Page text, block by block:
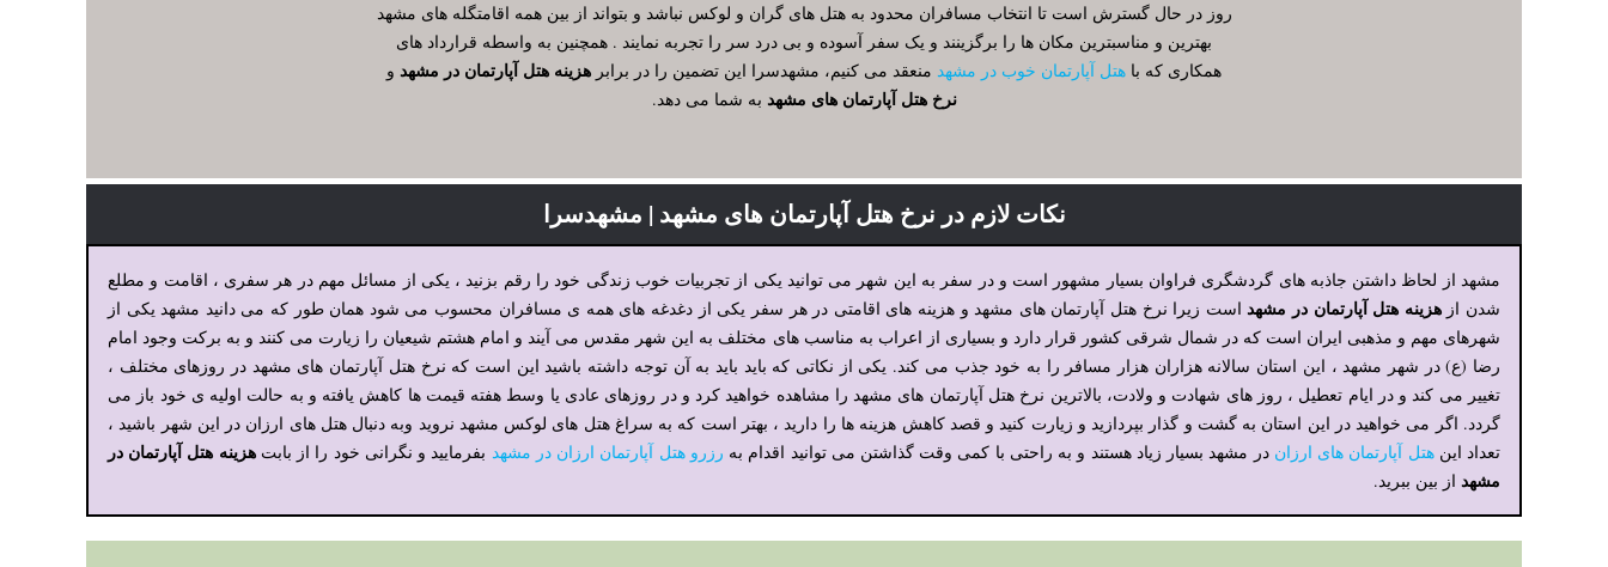
روز در حال گسترش است تا انتخاب مسافران محدود به هتل های گران و لوکس نباشد و بتواند از بین همه اقامتگله های مشهد
بهترین و مناسبترین مکان ها را برگزینند و یک سفر آسوده و بی درد سر را تجربه نمایند . همچنین به واسطه قرارداد های
همکاری که با هتل آپارتمان خوب در مشهد منعقد می کنیم، مشهدسرا این تضمین را در برابر هزینه هتل آپارتمان در مشهد و
نرخ هتل آپارتمان های مشهد به شما می دهد.
نکات لازم در نرخ هتل آپارتمان های مشهد | مشهدسرا
مشهد از لحاظ داشتن جاذبه های گردشگری فراوان بسیار مشهور است و در سفر به این شهر می توانید یکی از تجربیات خوب زندگی خود را رقم بزنید ، یکی از مسائل مهم در هر سفری ، اقامت و مطلع
شدن ازهزینه هتل آپارتمان در مشهداست زیرا نرخ هتل آپارتمان های مشهد و هزینه های اقامتی در هر سفر یکی از دغدغه های همه ی مسافران محسوب می شود همان طور که می دانید مشهد یکی از
شهرهای مهم و مذهبی ایران است که در شمال شرقی کشور قرار دارد و بسیاری از اعراب به مناسب های مختلف به این شهر مقدس می آیند و امام هشتم شیعیان را زیارت می کنند و به برکت وجود امام
رضا (ع) در شهر مشهد ، این استان سالانه هزاران هزار مسافر را به خود جذب می کند. یکی از نکاتی که باید باید به آن توجه داشته باشید این است که نرخ هتل آپارتمان های مشهد در روزهای مختلف ،
تغییر می کند و در ایام تعطیل ، روز های شهادت و ولادت، بالاترین نرخ هتل آپارتمان های مشهد را مشاهده خواهید کرد و در روزهای عادی یا وسط هفته قیمت ها کاهش یافته و به حالت اولیه ی خود باز می
گردد. اگر می خواهید در این استان به گشت و گذار بپردازید و زیارت کنید و قصد کاهش هزینه ها را دارید ، بهتر است که به سراغ هتل های لوکس مشهد نروید وبه دنبال هتل های ارزان در این شهر باشید ،
تعداد اینهتل آپارتمان های ارزان در مشهد بسیار زیاد هستند و به راحتی با کمی وقت گذاشتن می توانید اقدام به رزرو هتل آپارتمان ارزان در مشهد بفرمایید و نگرانی خود را از بابتهزینه هتل آپارتمان در
مشهد از بین ببرید.